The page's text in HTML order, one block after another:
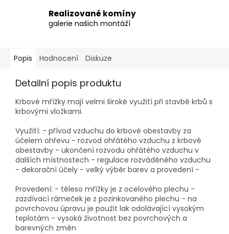
Realizované komíny
galerie našich montáží
Popis Hodnocení Diskuze
Detailní popis produktu
Krbové mřížky mají velmi široké využití při stavbě krbů s
krbovými vložkami.
Využití: - přívod vzduchu do krbové obestavby za
účelem ohřevu - rozvod ohřátého vzduchu z krbové
obestavby - ukončení rozvodu ohřátého vzduchu v
dalších místnostech - regulace rozváděného vzduchu
- dekorační účely - velký výběr barev a provedení -
Provedení: - těleso mřížky je z ocelového plechu -
zazdívací rámeček je z pozinkovaného plechu - na
povrchovou úpravu je použit lak odolávající vysokým
teplotám - vysoká životnost bez povrchových a
barevných změn